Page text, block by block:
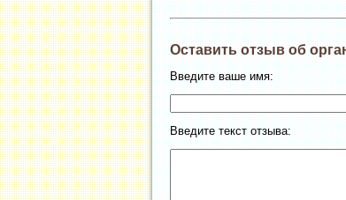
Оставить отзыв об
Введите ваше имя:
Введите текст отзыва: